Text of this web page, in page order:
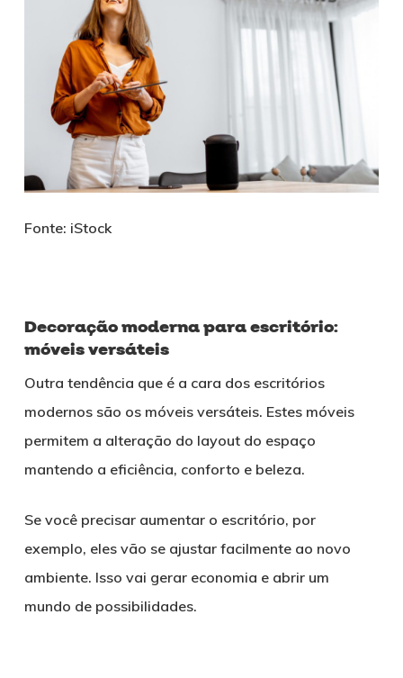
Fonte: iStock
Decoração moderna para escritório:
móveis versáteis
Outra tendência que é a cara dos escritórios
modernos são os móveis versáteis. Estes móveis
permitem a alteração do layout do espaço
mantendo a eficiência, conforto e beleza.
Se você precisar aumentar o escritório, por
exemplo, eles vão se ajustar facilmente ao novo
ambiente. Isso vai gerar economia e abrir um
mundo de possibilidades.